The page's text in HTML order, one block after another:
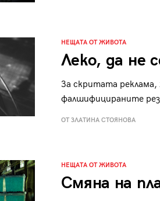
НЕЩАТА ОТ ЖИВОТА
Леко, да не
За скритата реклама,
фалшифицираните
ОТ ЗЛАТИНА СТОЯНОВА
НЕЩАТА ОТ ЖИВОТА
Смяна на